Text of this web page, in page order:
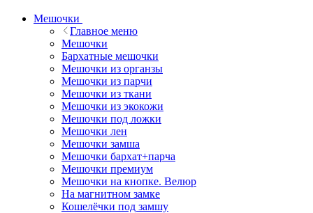
Мешочки
Главное меню
Мешочки
Бархатные мешочки
Мешочки из органзы
Мешочки из парчи
Мешочки из ткани
Мешочки из экокожи
Мешочки под ложки
Мешочки лен
Мешочки замша
Мешочки бархат+парча
Мешочки премиум
Мешочки на кнопке. Велюр
На магнитном замке
Кошелёчки под замшу